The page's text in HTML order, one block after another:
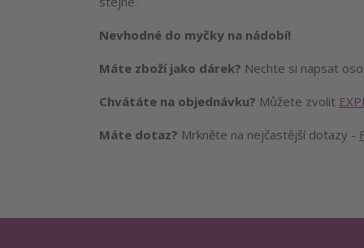
Nevhodné do myčky na nádobí!
Máte zboží jako dárek? Nechte si napsat
Chvátáte na objednávku? Můžete zvolit
Máte dotaz? Mrkněte na nejčastější dotazy -